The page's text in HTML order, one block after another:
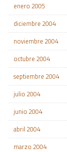
enero 2005
diciembre 2004
noviembre 2004
octubre 2004
septiembre 2004
julio 2004
junio 2004
abril 2004
marzo 2004